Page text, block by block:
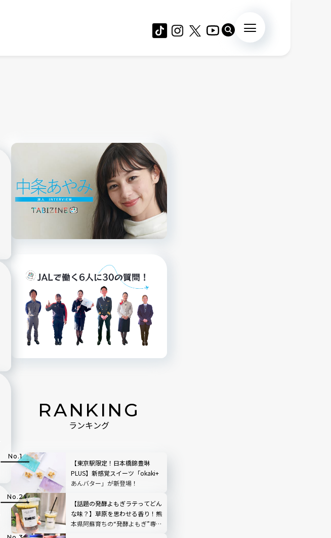
RANKING
ランキング
【東京駅限定！日本橋錦豊琳
PLUS】新感覚スイーツ「okaki+
あんバター」が新登場！
【話題の発酵よもぎラテってどん
な味？】草原を思わせる香り！熊
本県阿蘇育ちの“発酵よもぎ”専門